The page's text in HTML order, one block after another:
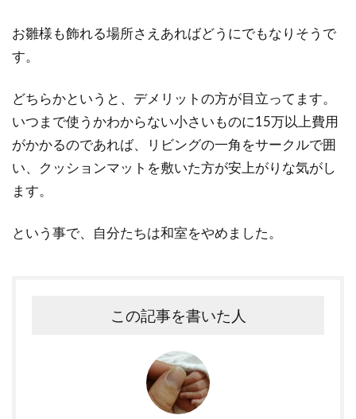
お雛様も飾れる場所さえあればどうにでもなりそうで
す。
どちらかというと、デメリットの方が目立ってます。
いつまで使うかわからない小さいものに15万以上費用
がかかるのであれば、リビングの一角をサークルで囲
い、クッションマットを敷いた方が安上がりな気がし
ます。
という事で、自分たちは和室をやめました。
この記事を書いた人